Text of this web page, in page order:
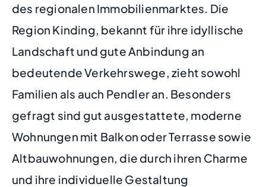
des regionalen Immobilienmarktes. Die
Region Kinding, bekannt für ihre idyllische
Landschaft und gute Anbindung an
bedeutende Verkehrswege, zieht sowohl
Familien als auch Pendler an. Besonders
gefragt sind gut ausgestattete, moderne
Wohnungen mit Balkon oder Terrasse sowie
Altbauwohnungen, die durch ihren Charme
und ihre individuelle Gestaltung